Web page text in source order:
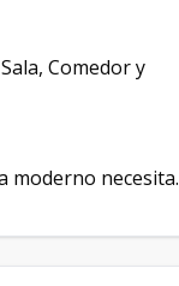
Comedor y
moderno necesita.